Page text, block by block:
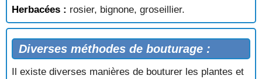
Herbacées : rosier, bignone, groseillier.
Diverses méthodes de bouturage :
Il existe diverses manières de bouturer les plantes et